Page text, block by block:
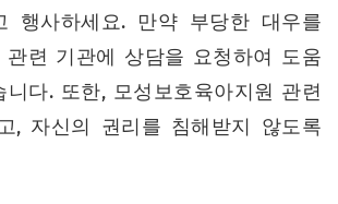
행사하세요. 만약 부당한 대우를
관련 기관에 상담을 요청하여 도움
다. 또한, 모성보호육아지원 관련
, 자신의 권리를 침해받지 않도록